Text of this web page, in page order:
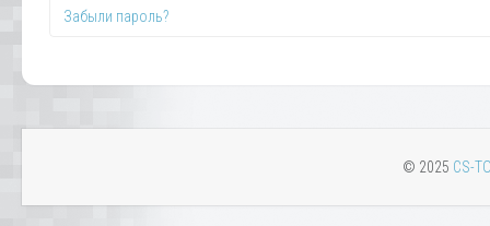
Забыли пароль?
© 2025 CS-